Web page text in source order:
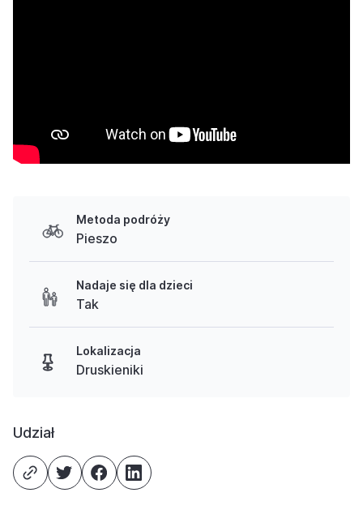
Metoda podróży
Pieszo
Nadaje się dla dzieci
Tak
Lokalizacja
Druskieniki
Udział